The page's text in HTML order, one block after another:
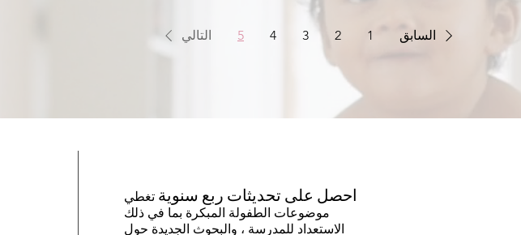
السابق 1
2
3
4
5 التالي
احصل على تحديثات ربع سنوية تغطي
موضوعات الطفولة المبكرة بما في ذلك
الاستعداد للمدرسة ، والبحوث الجديدة حول